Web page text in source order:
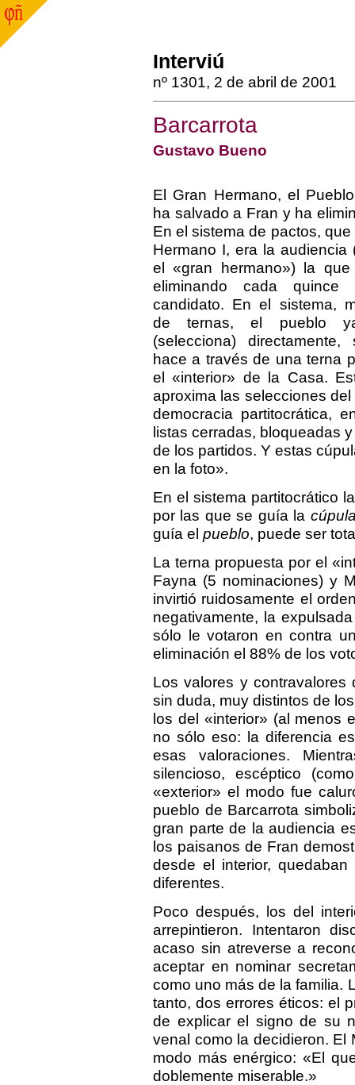
Interviú
nº 1301, 2 de abril de 2001
Barcarrota
Gustavo Bueno
El Gran Hermano, el
ha salvado a Fran y ha
En el sistema de pactos,
Hermano I, era la audiencia
el «gran hermano») la
eliminando cada
candidato. En el sistema,
de ternas, el pueblo
(selecciona)
hace a través de una terna
el «interior» de la Casa.
aproxima las selecciones
democracia partitocrática,
listas cerradas, bloqueadas
de los partidos. Y estas
en la foto».
En el sistema partitocrático
por las que se guía la
guía el pueblo, puede ser
La terna propuesta por el
Fayna (5 nominaciones) y
invirtió ruidosamente el
negativamente, la
sólo le votaron en contra
eliminación el 88% de los
Los valores y
sin duda, muy distintos de
los del «interior» (al menos
no sólo eso: la diferencia
esas valoraciones.
silencioso, escéptico
«exterior» el modo fue
pueblo de Barcarrota
gran parte de la audiencia
los paisanos de Fran
desde el interior,
diferentes.
Poco después, los del
arrepintieron. Intentaron
acaso sin atreverse a
aceptar en nominar
como uno más de la familia.
tanto, dos errores éticos: el
de explicar el signo de su
venal como la decidieron. El
modo más enérgico: «El
doblemente miserable.»